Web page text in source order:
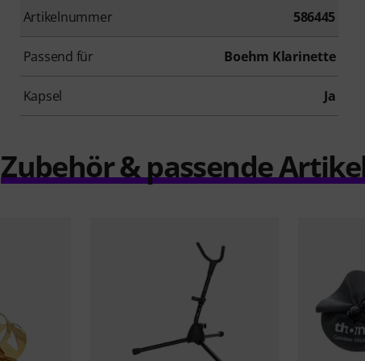
Artikelnummer 586445
Passend für Boehm Klarinette
Kapsel Ja
Zubehör & passende